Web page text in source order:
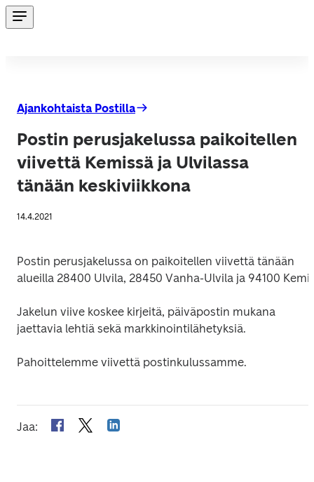
Ajankohtaista Postilla
Postin perusjakelussa paikoitellen
viivettä Kemissä ja Ulvilassa
tänään keskiviikkona
14.4.2021
Postin perusjakelussa on paikoitellen viivettä tänään
alueilla 28400 Ulvila, 28450 Vanha-Ulvila ja 94100 Kemi.
Jakelun viive koskee kirjeitä, päiväpostin mukana
jaettavia lehtiä sekä markkinointilähetyksiä.
Pahoittelemme viivettä postinkulussamme.
Jaa: